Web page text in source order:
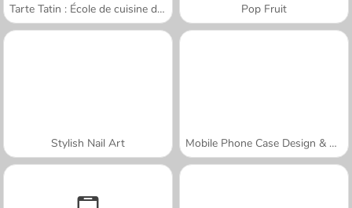
Tarte Tatin : École de cuisine de Sara Pop Fruit
Stylish Nail Art Mobile Phone Case Design & DIY